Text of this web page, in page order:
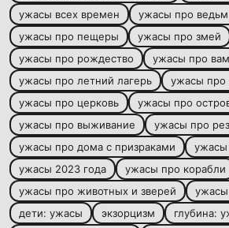
ужасы всех времен
ужасы про ведьм
ужасы про пещеры
ужасы про змей
ужасы про рождество
ужасы про
ужасы про летний лагерь
ужасы про
ужасы про церковь
ужасы про
ужасы про выживание
ужасы про
ужасы про дома с призраками
ужасы
ужасы 2023 года
ужасы про корабли
ужасы про животных и зверей
дети: ужасы
экзорцизм
глубина: